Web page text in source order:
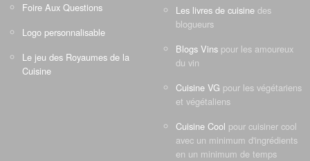
Foire Aux Questions
Logo personnalisable
Le jeu des Royaumes de la
Cuisine
Les livres de cuisine des
blogueurs
Blogs Vins pour les amoureux
du vin
Cuisine VG pour les végétariens
et végétaliens
Cuisine Cool pour cuisiner cool
avec un minimum d'ingrédients
en un minimum de temps